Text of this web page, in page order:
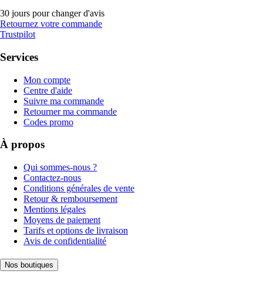
30 jours pour changer d'avis
Retournez votre commande
Trustpilot
Services
Mon compte
Centre d'aide
Suivre ma commande
Retourner ma commande
Codes promo
À propos
Qui sommes-nous ?
Contactez-nous
Conditions générales de vente
Retour & remboursement
Mentions légales
Moyens de paiement
Tarifs et options de livraison
Avis de confidentialité
Nos boutiques